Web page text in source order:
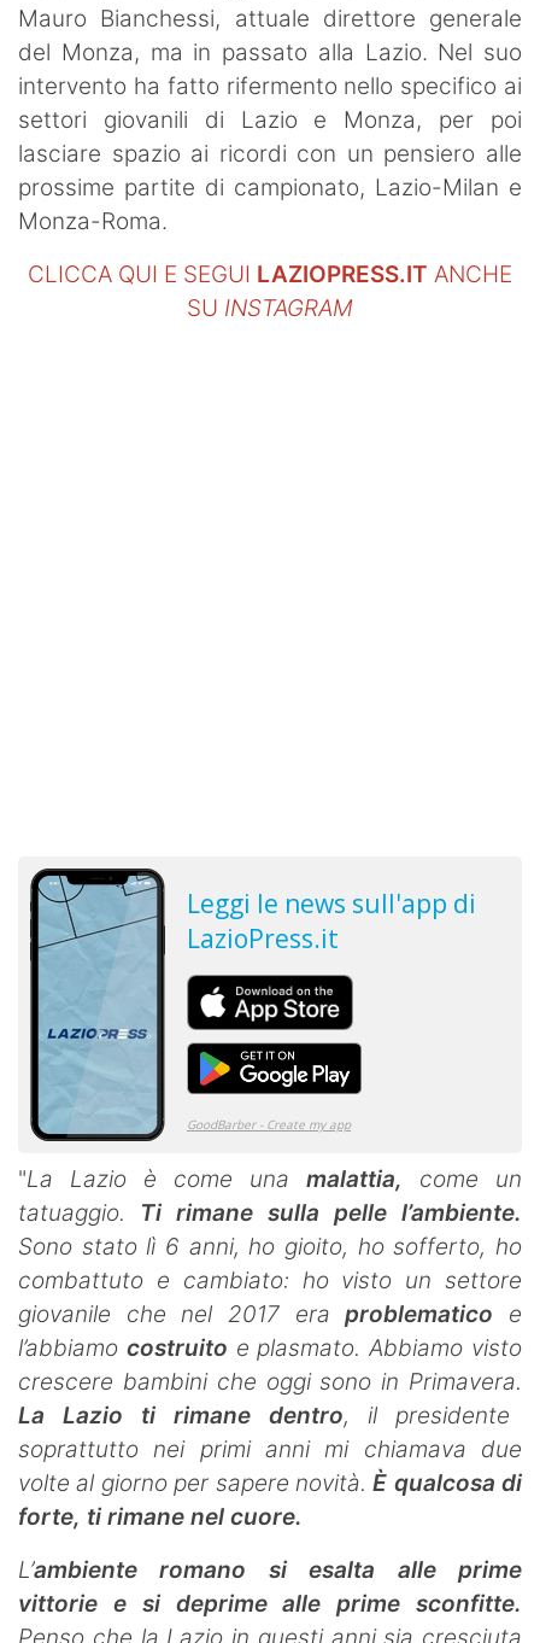
Mauro Bianchessi, attuale direttore generale
del Monza, ma in passato alla Lazio. Nel suo
intervento ha fatto rifermento nello specifico ai
settori giovanili di Lazio e Monza, per poi
lasciare spazio ai ricordi con un pensiero alle
prossime partite di campionato, Lazio-Milan e
Monza-Roma.
CLICCA QUI E SEGUI LAZIOPRESS.IT ANCHE
SU INSTAGRAM
"La Lazio è come una malattia, come un
tatuaggio. Ti rimane sulla pelle l’ambiente.
Sono stato lì 6 anni, ho gioito, ho sofferto, ho
combattuto e cambiato: ho visto un settore
giovanile che nel 2017 eraproblematico e
l’abbiamo costruito e plasmato. Abbiamo visto
crescere bambini che oggi sono in Primavera.
La Lazio ti rimane dentro, il presidente
soprattutto nei primi anni mi chiamava due
volte al giorno per sapere novità.È qualcosa di
forte, ti rimane nel cuore.
L’ambiente romano si esalta alle prime
vittorie e si deprime alle prime sconfitte.
Penso che la Lazio in questi anni sia cresciuta